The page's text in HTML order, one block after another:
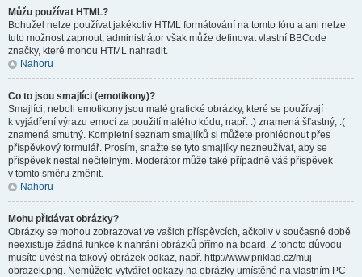
Můžu používat HTML?
Bohužel nelze používat jakékoliv HTML formátování na tomto fóru a ani nelze
tuto možnost zapnout, administrátor však může definovat vlastní BBCode
značky, které mohou HTML nahradit.
Nahoru
Co to jsou smajlíci (emotikony)?
Smajlíci, neboli emotikony jsou malé grafické obrázky, které se používají
k vyjádření výrazu emocí za použití malého kódu, např. :) znamená šťastný, :(
znamená smutný. Kompletní seznam smajlíků si můžete prohlédnout přes
příspěvkový formulář. Prosím, snažte se tyto smajlíky nezneužívat, aby se
příspěvek nestal nečitelným. Moderátor může také případně váš příspěvek
v tomto směru změnit.
Nahoru
Mohu přidávat obrázky?
Obrázky se mohou zobrazovat ve vašich příspěvcích, ačkoliv v současné době
neexistuje žádná funkce k nahrání obrázků přímo na board. Z tohoto důvodu
musíte uvést na takový obrázek odkaz, např. http://www.priklad.cz/muj-
obrazek.png. Nemůžete vytvářet odkazy na obrázky umístěné na vlastním PC